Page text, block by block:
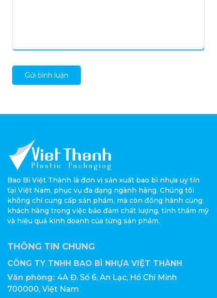
Gửi bình luận
Bao Bì Việt Thành là đơn vị sản xuất bao bì nhựa uy tín
tại Việt Nam, phục vụ đa dạng ngành hàng. Chúng tôi
không chỉ cung cấp sản phẩm, mà còn đồng hành cùng
khách hàng trong việc bảo đảm chất lượng, tính thẩm mỹ
và hiệu quả kinh doanh của từng sản phẩm.
THÔNG TIN CHUNG
CÔNG TY TNHH BAO BÌ NHỰA VIỆT THÀNH
Văn phòng: 4A Đ. Số 6, An Lạc, Hồ Chí Minh
700000, Việt Nam